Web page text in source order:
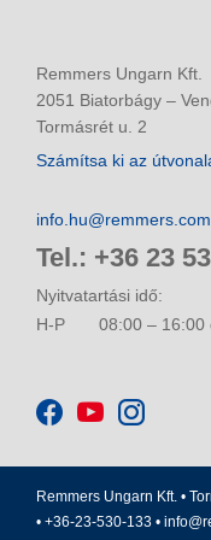
Remmers Ungarn Kft.
2051 Biatorbágy –
Tormásrét u. 2
Számítsa ki az
info.hu@remmers.com
Tel.: +36 23
Nyitvatartási idő:
H-P
08:00 – 16:00
Remmers Ungarn Kft. •
• +36-23-530-133 •